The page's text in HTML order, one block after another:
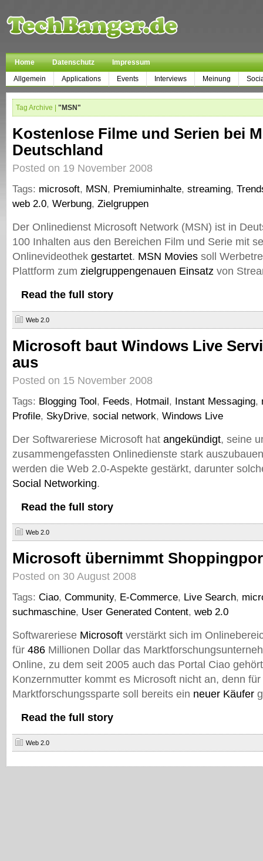
Home Datenschutz
Impressum
Allgemein
Applications Events Interviews Meinung
Tag Archive | "MSN"
Kostenlose Filme und Serien bei
Deutschland
Posted on 19 November 2008
Tags: microsoft, MSN, Premiuminhalte, streaming,
web 2.0, Werbung, Zielgruppen
Der Onlinedienst Microsoft Network (MSN) ist in
100 Inhalten aus den Bereichen Film und Serie mit
Onlinevideothek gestartet. MSN Movies soll
Plattform zum zielgruppengenauen Einsatz von
Read the full story
Web 2.0
Microsoft baut Windows Live
aus
Posted on 15 November 2008
Tags: Blogging Tool, Feeds, Hotmail, Instant Messaging,
Profile, SkyDrive, social network, Windows Live
Der Softwareriese Microsoft hat angekündigt, seine
zusammengefassten Onlinedienste stark
werden die Web 2.0-Aspekte gestärkt, darunter
Social Networking.
Read the full story
Web 2.0
Microsoft übernimmt
Posted on 30 August 2008
Tags: Ciao, Community, E-Commerce, Live Search,
suchmaschine, User Generated Content, web 2.0
Softwareriese Microsoft verstärkt sich im
für 486 Millionen Dollar das
Online, zu dem seit 2005 auch das Portal Ciao
Konzernmutter kommt es Microsoft nicht an, denn für
Marktforschungssparte soll bereits ein neuer Käufer
Read the full story
Web 2.0